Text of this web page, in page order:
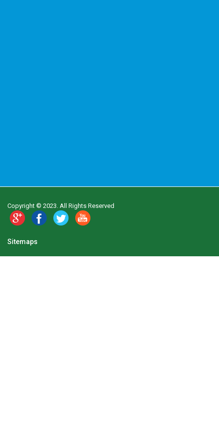
Copyright © 2023. All Rights Reserved
Sitemaps